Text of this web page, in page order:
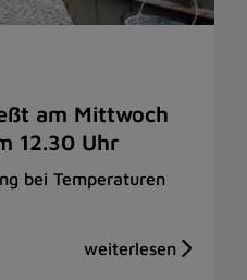
am Mittwoch
12.30 Uhr
bei Temperaturen